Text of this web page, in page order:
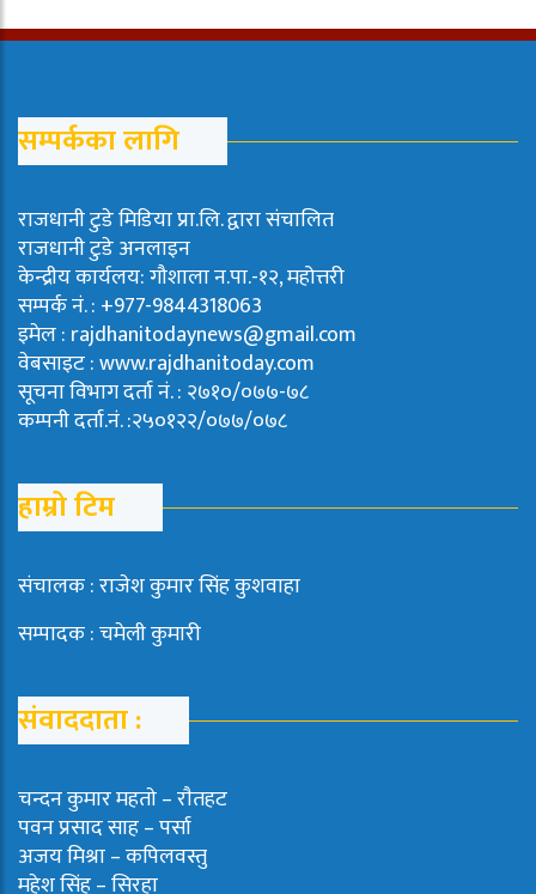
सम्पर्कका लागि
राजधानी टुडे मिडिया प्रा.लि. द्वारा संचालित
राजधानी टुडे अनलाइन
केन्द्रीय कार्यलय: गौशाला न.पा.-१२, महोत्तरी
सम्पर्क नं. : +977-9844318063
इमेल : rajdhanitodaynews@gmail.com
वेबसाइट : www.rajdhanitoday.com
सूचना विभाग दर्ता नं. : २७१०/०७७-७८
कम्पनी दर्ता.नं. :२५०१२२/०७७/०७८
हाम्रो टिम
संचालक : राजेश कुमार सिंह कुशवाहा
सम्पादक : चमेली कुमारी
संवाददाता :
चन्दन कुमार महताे – राैतहट
पवन प्रसाद साह – पर्सा
अजय मिश्रा – कपिलवस्तु
महेश सिंह – सिरहा